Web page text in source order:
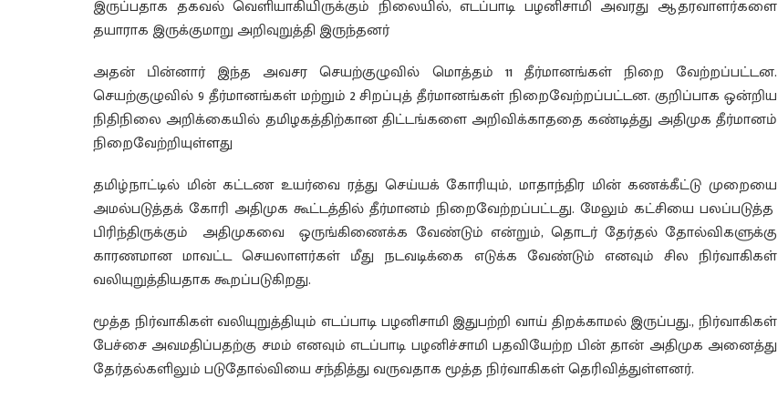
இருப்பதாக தகவல் வெளியாகியிருக்கும் நிலையில், எடப்பாடி பழனிசாமி அவரது ஆதரவாளர்களை
தயாராக இருக்குமாறு அறிவுறுத்தி இருந்தனர்
அதன் பின்னார் இந்த அவசர செயற்குழுவில் மொத்தம் 11 தீர்மானங்கள் நிறை வேற்றப்பட்டன.
செயற்குழுவில் 9 தீர்மானங்கள் மற்றும் 2 சிறப்புத் தீர்மானங்கள் நிறைவேற்றப்பட்டன. குறிப்பாக ஒன்றிய
நிதிநிலை அறிக்கையில் தமிழகத்திற்கான திட்டங்களை அறிவிக்காததை கண்டித்து அதிமுக தீர்மானம்
நிறைவேற்றியுள்ளது
தமிழ்நாட்டில் மின் கட்டண உயர்வை ரத்து செய்யக் கோரியும், மாதாந்திர மின் கணக்கீட்டு முறையை
அமல்படுத்தக் கோரி அதிமுக கூட்டத்தில் தீர்மானம் நிறைவேற்றப்பட்டது. மேலும் கட்சியை பலப்படுத்த
பிரிந்திருக்கும் அதிமுகவை ஒருங்கிணைக்க வேண்டும் என்றும், தொடர் தேர்தல் தோல்விகளுக்கு
காரணமான மாவட்ட செயலாளர்கள் மீது நடவடிக்கை எடுக்க வேண்டும் எனவும் சில நிர்வாகிகள்
வலியுறுத்தியதாக கூறப்படுகிறது.
மூத்த நிர்வாகிகள் வலியுறுத்தியும் எடப்பாடி பழனிசாமி இதுபற்றி வாய் திறக்காமல் இருப்பது., நிர்வாகிகள்
பேச்சை அவமதிப்பதற்கு சமம் எனவும் எடப்பாடி பழனிச்சாமி பதவியேற்ற பின் தான் அதிமுக அனைத்து
தேர்தல்களிலும் படுதோல்வியை சந்தித்து வருவதாக மூத்த நிர்வாகிகள் தெரிவித்துள்ளனர்.